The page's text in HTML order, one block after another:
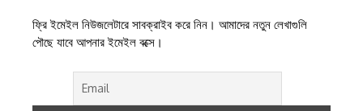
ফ্রি ইমেইল নিউজলেটারে সাবক্রাইব করে নিন। আমাদের নতুন লেখাগুলি
পৌছে যাবে আপনার ইমেইল বক্সে।